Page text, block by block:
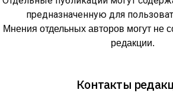
предназначенную для
Мнения отдельных авторов могут не
редакции.
Контакты